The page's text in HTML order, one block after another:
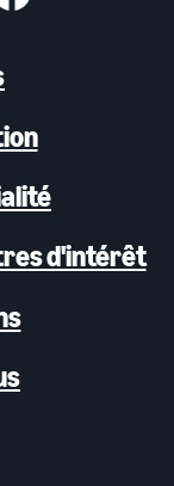
d'intérêt